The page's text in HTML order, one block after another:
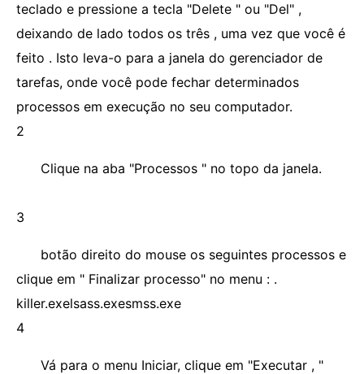
teclado e pressione a tecla "Delete " ou "Del" ,
deixando de lado todos os três , uma vez que você é
feito . Isto leva-o para a janela do gerenciador de
tarefas, onde você pode fechar determinados
processos em execução no seu computador.
2
Clique na aba "Processos " no topo da janela.
3
botão direito do mouse os seguintes processos e
clique em " Finalizar processo" no menu : .
killer.exelsass.exesmss.exe
4
Vá para o menu Iniciar, clique em "Executar , "